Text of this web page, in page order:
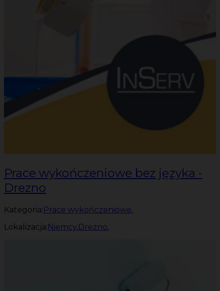
Prace wykończeniowe bez języka -
Drezno
Kategoria:Prace wykończeniowe,
Lokalizacja:Niemcy,Drezno,